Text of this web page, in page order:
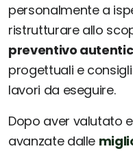
personalmente a
ristrutturare allo
preventivo
progettuali e
lavori da eseguire.
Dopo aver valutato
avanzate dalle